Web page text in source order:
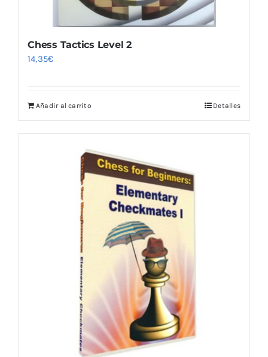
Chess Tactics Level 2
14,35€
Añadir al carrito Detalles